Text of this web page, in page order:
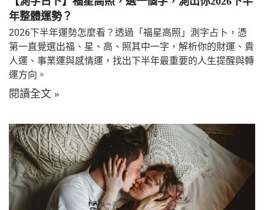
年整體運勢？
2026下半年運勢怎麼看？透過「福星高照」測字占卜，憑
第一直覺選出福、星、高、照其中一字，解析你的財運、貴
人運、事業運與感情運，找出下半年最重要的人生提醒與轉
運方向。
閱讀全文 »